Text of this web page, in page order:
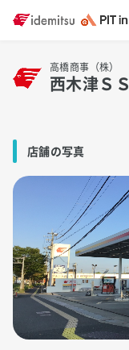
高橋商事（株）
西木津ＳＳ
店舗の写真